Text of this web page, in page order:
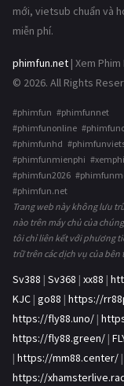
mới, vietsub chuẩn và
miễn phí.
phimfun.net | Xem
© 2026. All Rights
#phimfun #phimfunnet
#phimfunonline
#phimfunhd
#phimfunmienphi
#phimfun2026
#phimfun.net
Trang web này không lưu
nào trên máy chủ của
tôi chỉ liên kết với phương
trữ trên các dịch vụ của bên
Sv388 | Sv368 | xx88 |
KJC | go88 | https://
https://fly88.uno/ |
https://fly88.green/ |
| https://mm88.center/ |
https://